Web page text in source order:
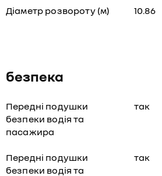
Діаметр розвороту (м) 10.86
безпека
Передні подушки
безпеки водія та
пасажира
так
Передні подушки
безпеки водія та
так